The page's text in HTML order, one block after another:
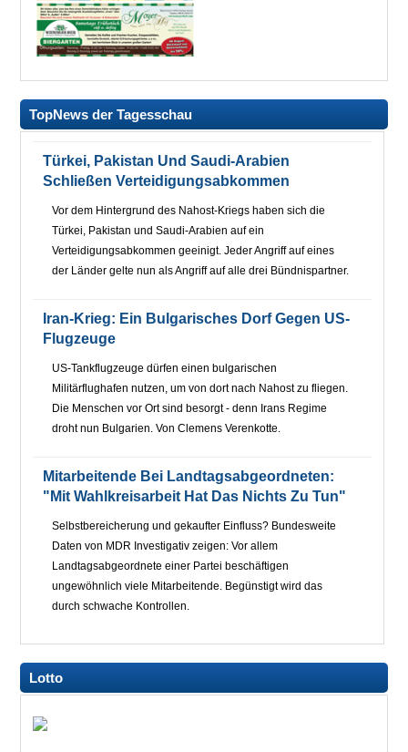
TopNews der Tagesschau
Türkei, Pakistan Und Saudi-Arabien
Schließen Verteidigungsabkommen
Vor dem Hintergrund des Nahost-Kriegs haben sich die
Türkei, Pakistan und Saudi-Arabien auf ein
Verteidigungsabkommen geeinigt. Jeder Angriff auf eines
der Länder gelte nun als Angriff auf alle drei Bündnispartner.
Iran-Krieg: Ein Bulgarisches Dorf Gegen US-
Flugzeuge
US-Tankflugzeuge dürfen einen bulgarischen
Militärflughafen nutzen, um von dort nach Nahost zu fliegen.
Die Menschen vor Ort sind besorgt - denn Irans Regime
droht nun Bulgarien. Von Clemens Verenkotte.
Mitarbeitende Bei Landtagsabgeordneten:
"Mit Wahlkreisarbeit Hat Das Nichts Zu Tun"
Selbstbereicherung und gekaufter Einfluss? Bundesweite
Daten von MDR Investigativ zeigen: Vor allem
Landtagsabgeordnete einer Partei beschäftigen
ungewöhnlich viele Mitarbeitende. Begünstigt wird das
durch schwache Kontrollen.
Lotto